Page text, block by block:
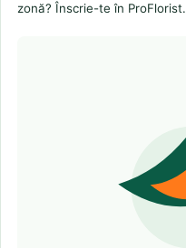
zonă? Înscrie-te în ProFlorist.